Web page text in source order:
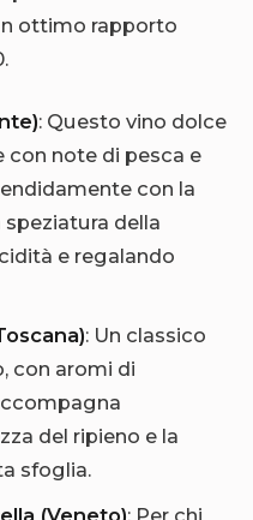
ottimo rapporto
: Questo vino dolce
con note di pesca e
con la
speziatura della
e regalando
: Un classico
con aromi di
del ripieno e la
sfoglia.
(Veneto): Per chi